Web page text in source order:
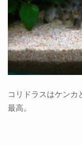
コリドラスはケンカ
最高。